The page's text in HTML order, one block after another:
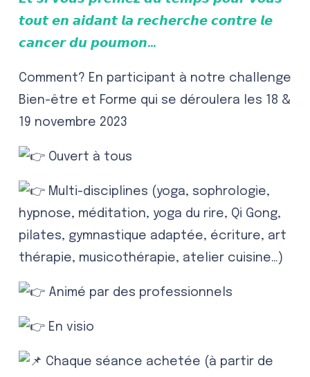
𝙩𝙤𝙪𝙩 𝙚𝙣 𝙖𝙞𝙙𝙖𝙣𝙩 𝙡𝙖 𝙧𝙚𝙘𝙝𝙚𝙧𝙘𝙝𝙚 𝙘𝙤𝙣𝙩𝙧𝙚 𝙡𝙚
𝙘𝙖𝙣𝙘𝙚𝙧 𝙙𝙪 𝙥𝙤𝙪𝙢𝙤𝙣…
Comment? En participant à notre challenge
Bien-être et Forme qui se déroulera les 18 &
19 novembre 2023
Ouvert à tous
Multi-disciplines (yoga, sophrologie,
hypnose, méditation, yoga du rire, Qi Gong,
pilates, gymnastique adaptée, écriture, art
thérapie, musicothérapie, atelier cuisine…)
Animé par des professionnels
En visio
Chaque séance achetée (à partir de